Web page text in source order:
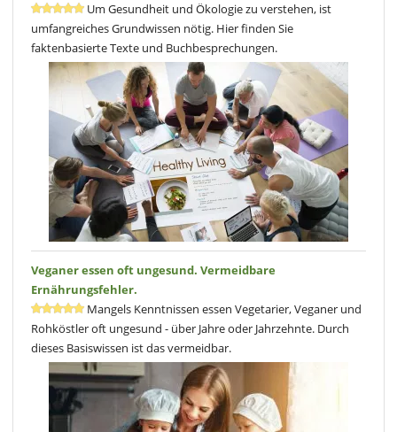
Um Gesundheit und Ökologie zu verstehen, ist
umfangreiches Grundwissen nötig. Hier finden Sie
faktenbasierte Texte und Buchbesprechungen.
Veganer essen oft ungesund. Vermeidbare
Ernährungsfehler.
Mangels Kenntnissen essen Vegetarier, Veganer und
Rohköstler oft ungesund - über Jahre oder Jahrzehnte. Durch
dieses Basiswissen ist das vermeidbar.